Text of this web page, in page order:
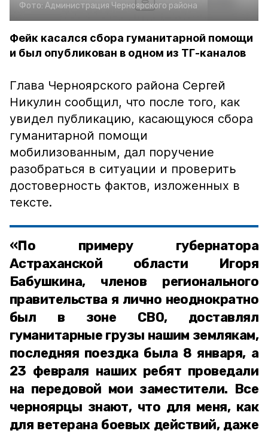
Фото: Администрация Черноярского района
Фейк касался сбора гуманитарной помощи
и был опубликован в одном из ТГ-каналов
Глава Черноярского района Сергей
Никулин сообщил, что после того, как
увидел публикацию, касающуюся сбора
гуманитарной помощи
мобилизованным, дал поручение
разобраться в ситуации и проверить
достоверность фактов, изложенных в
тексте.
«По примеру губернатора
Астраханской области Игоря
Бабушкина, членов регионального
правительства я лично неоднократно
был в зоне СВО, доставлял
гуманитарные грузы нашим землякам,
последняя поездка была 8 января, а
23 февраля наших ребят проведали
на передовой мои заместители. Все
черноярцы знают, что для меня, как
для ветерана боевых действий, даже